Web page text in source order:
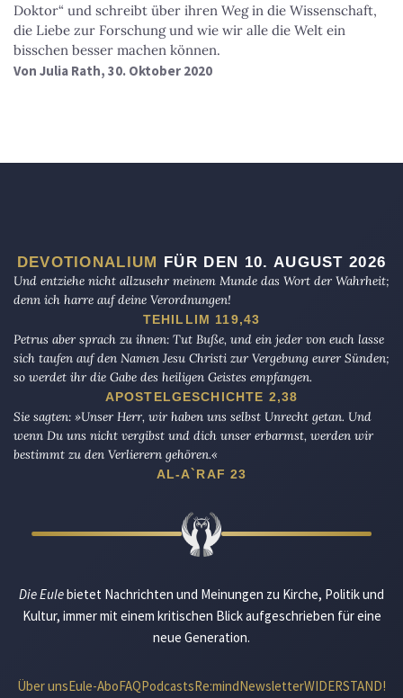
Doktor“ und schreibt über ihren Weg in die Wissenschaft,
die Liebe zur Forschung und wie wir alle die Welt ein
bisschen besser machen können.
Von Julia Rath, 30. Oktober 2020
DEVOTIONALIUM FÜR DEN 10. AUGUST 2026
Und entziehe nicht allzusehr meinem Munde das Wort der Wahrheit;
denn ich harre auf deine Verordnungen!
TEHILLIM 119,43
Petrus aber sprach zu ihnen: Tut Buße, und ein jeder von euch lasse
sich taufen auf den Namen Jesu Christi zur Vergebung eurer Sünden;
so werdet ihr die Gabe des heiligen Geistes empfangen.
APOSTELGESCHICHTE 2,38
Sie sagten: »Unser Herr, wir haben uns selbst Unrecht getan. Und
wenn Du uns nicht vergibst und dich unser erbarmst, werden wir
bestimmt zu den Verlierern gehören.«
AL-A`RAF 23
Die Eulebietet Nachrichten und Meinungen zu Kirche, Politik und
Kultur, immer mit einem kritischen Blick aufgeschrieben für eine
neue Generation.
Über unsEule-AboFAQPodcastsRe:mindNewsletterWIDERSTAND!